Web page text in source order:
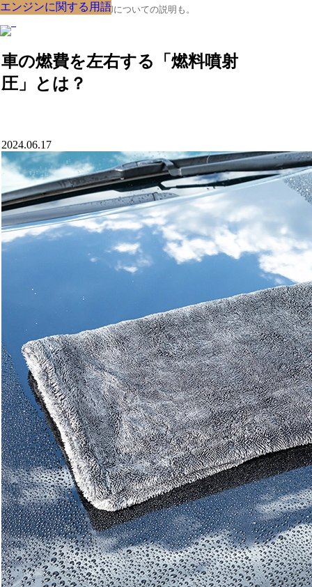
クルマの大辞典、購入･売却についての説明も。
車の燃費を左右する「燃料噴射
圧」とは？
エンジンに関する用語
2024.06.17
エンジンに関する用語
エンジンに関する用語
エンジンに関する用語
エンジンに関する用語
エンジンに関する用語
エンジンに関する用語
エンジンに関する用語
エンジンに関する用語